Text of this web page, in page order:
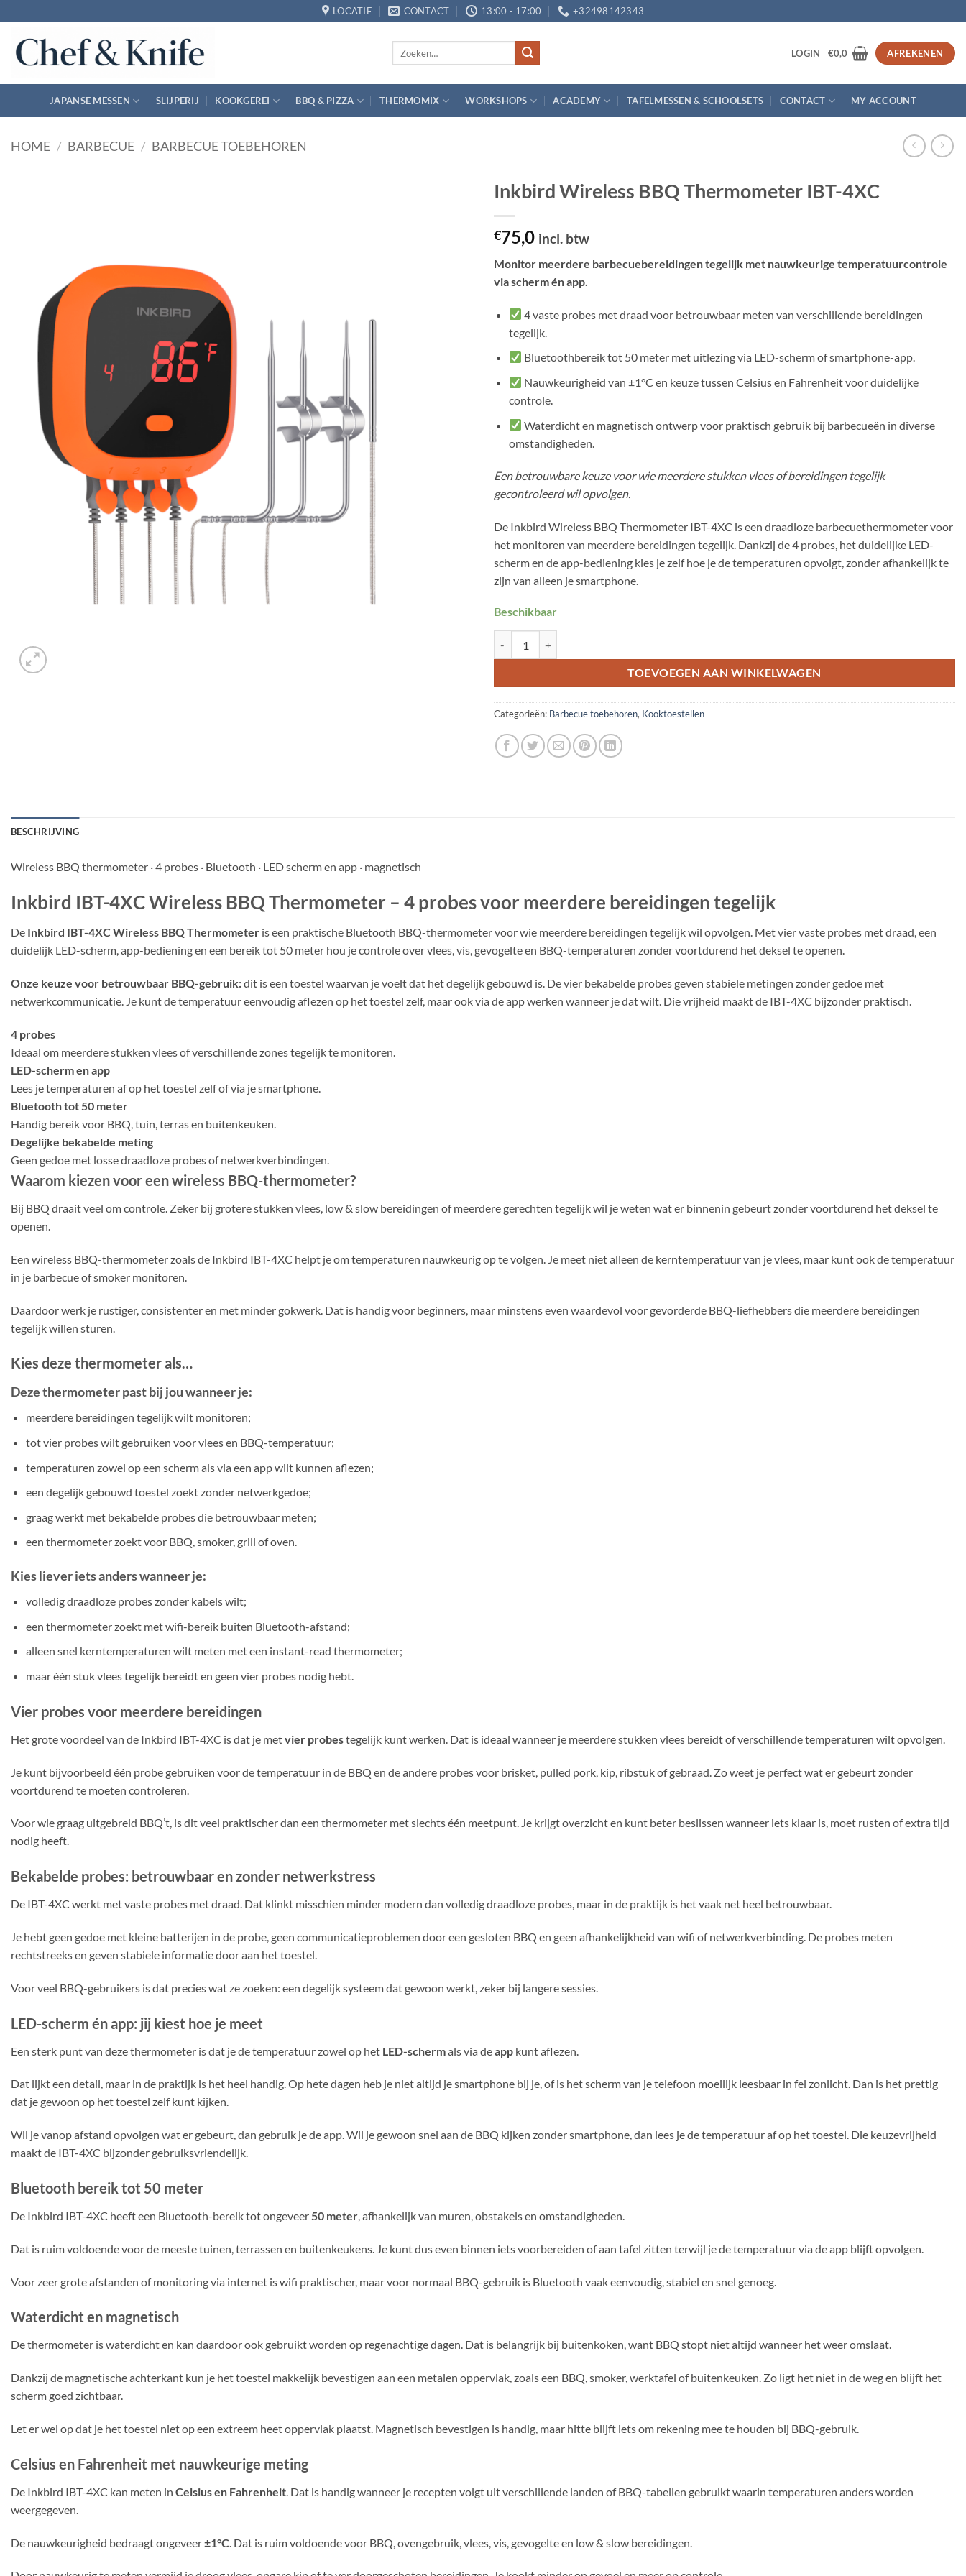
naar
inhoud
LOCATIE CONTACT 13:00 - 17:00 +32498142343
LOGIN €0,0 AFREKENEN
JAPANSE MESSEN SLIJPERIJ KOOKGEREI BBQ & PIZZA THERMOMIX WORKSHOPS ACADEMY TAFELMESSEN & SCHOOLSETS CONTACT MY ACCOUNT
HOME / BARBECUE / BARBECUE TOEBEHOREN
Inkbird Wireless BBQ Thermometer IBT-4XC
€75,0 incl. btw
Monitor meerdere barbecuebereidingen tegelijk met nauwkeurige temperatuurcontrole
via scherm én app.
4 vaste probes met draad voor betrouwbaar meten van verschillende bereidingen
tegelijk.
Bluetoothbereik tot 50 meter met uitlezing via LED-scherm of smartphone-app.
Nauwkeurigheid van ±1°C en keuze tussen Celsius en Fahrenheit voor duidelijke
controle.
Waterdicht en magnetisch ontwerp voor praktisch gebruik bij barbecueën in diverse
omstandigheden.
Een betrouwbare keuze voor wie meerdere stukken vlees of bereidingen tegelijk
gecontroleerd wil opvolgen.
De Inkbird Wireless BBQ Thermometer IBT-4XC is een draadloze barbecuethermometer voor
het monitoren van meerdere bereidingen tegelijk. Dankzij de 4 probes, het duidelijke LED-
scherm en de app-bediening kies je zelf hoe je de temperaturen opvolgt, zonder afhankelijk te
zijn van alleen je smartphone.
Beschikbaar
TOEVOEGEN AAN WINKELWAGEN
Categorieën: Barbecue toebehoren, Kooktoestellen
BESCHRIJVING
Wireless BBQ thermometer · 4 probes · Bluetooth · LED scherm en app · magnetisch
Inkbird IBT-4XC Wireless BBQ Thermometer – 4 probes voor meerdere bereidingen tegelijk
De Inkbird IBT-4XC Wireless BBQ Thermometer is een praktische Bluetooth BBQ-thermometer voor wie meerdere bereidingen tegelijk wil opvolgen. Met vier vaste probes met draad, een
duidelijk LED-scherm, app-bediening en een bereik tot 50 meter hou je controle over vlees, vis, gevogelte en BBQ-temperaturen zonder voortdurend het deksel te openen.
Onze keuze voor betrouwbaar BBQ-gebruik:dit is een toestel waarvan je voelt dat het degelijk gebouwd is. De vier bekabelde probes geven stabiele metingen zonder gedoe met
netwerkcommunicatie. Je kunt de temperatuur eenvoudig aflezen op het toestel zelf, maar ook via de app werken wanneer je dat wilt. Die vrijheid maakt de IBT-4XC bijzonder praktisch.
4 probes
Ideaal om meerdere stukken vlees of verschillende zones tegelijk te monitoren.
LED-scherm en app
Lees je temperaturen af op het toestel zelf of via je smartphone.
Bluetooth tot 50 meter
Handig bereik voor BBQ, tuin, terras en buitenkeuken.
Degelijke bekabelde meting
Geen gedoe met losse draadloze probes of netwerkverbindingen.
Waarom kiezen voor een wireless BBQ-thermometer?
Bij BBQ draait veel om controle. Zeker bij grotere stukken vlees, low & slow bereidingen of meerdere gerechten tegelijk wil je weten wat er binnenin gebeurt zonder voortdurend het deksel te
openen.
Een wireless BBQ-thermometer zoals de Inkbird IBT-4XC helpt je om temperaturen nauwkeurig op te volgen. Je meet niet alleen de kerntemperatuur van je vlees, maar kunt ook de temperatuur
in je barbecue of smoker monitoren.
Daardoor werk je rustiger, consistenter en met minder gokwerk. Dat is handig voor beginners, maar minstens even waardevol voor gevorderde BBQ-liefhebbers die meerdere bereidingen
tegelijk willen sturen.
Kies deze thermometer als…
Deze thermometer past bij jou wanneer je:
meerdere bereidingen tegelijk wilt monitoren;
tot vier probes wilt gebruiken voor vlees en BBQ-temperatuur;
temperaturen zowel op een scherm als via een app wilt kunnen aflezen;
een degelijk gebouwd toestel zoekt zonder netwerkgedoe;
graag werkt met bekabelde probes die betrouwbaar meten;
een thermometer zoekt voor BBQ, smoker, grill of oven.
Kies liever iets anders wanneer je:
volledig draadloze probes zonder kabels wilt;
een thermometer zoekt met wifi-bereik buiten Bluetooth-afstand;
alleen snel kerntemperaturen wilt meten met een instant-read thermometer;
maar één stuk vlees tegelijk bereidt en geen vier probes nodig hebt.
Vier probes voor meerdere bereidingen
Het grote voordeel van de Inkbird IBT-4XC is dat je metvier probestegelijk kunt werken. Dat is ideaal wanneer je meerdere stukken vlees bereidt of verschillende temperaturen wilt opvolgen.
Je kunt bijvoorbeeld één probe gebruiken voor de temperatuur in de BBQ en de andere probes voor brisket, pulled pork, kip, ribstuk of gebraad. Zo weet je perfect wat er gebeurt zonder
voortdurend te moeten controleren.
Voor wie graag uitgebreid BBQ’t, is dit veel praktischer dan een thermometer met slechts één meetpunt. Je krijgt overzicht en kunt beter beslissen wanneer iets klaar is, moet rusten of extra tijd
nodig heeft.
Bekabelde probes: betrouwbaar en zonder netwerkstress
De IBT-4XC werkt met vaste probes met draad. Dat klinkt misschien minder modern dan volledig draadloze probes, maar in de praktijk is het vaak net heel betrouwbaar.
Je hebt geen gedoe met kleine batterijen in de probe, geen communicatieproblemen door een gesloten BBQ en geen afhankelijkheid van wifi of netwerkverbinding. De probes meten
rechtstreeks en geven stabiele informatie door aan het toestel.
Voor veel BBQ-gebruikers is dat precies wat ze zoeken: een degelijk systeem dat gewoon werkt, zeker bij langere sessies.
LED-scherm én app: jij kiest hoe je meet
Een sterk punt van deze thermometer is dat je de temperatuur zowel op het LED-schermals via deapp kunt aflezen.
Dat lijkt een detail, maar in de praktijk is het heel handig. Op hete dagen heb je niet altijd je smartphone bij je, of is het scherm van je telefoon moeilijk leesbaar in fel zonlicht. Dan is het prettig
dat je gewoon op het toestel zelf kunt kijken.
Wil je vanop afstand opvolgen wat er gebeurt, dan gebruik je de app. Wil je gewoon snel aan de BBQ kijken zonder smartphone, dan lees je de temperatuur af op het toestel. Die keuzevrijheid
maakt de IBT-4XC bijzonder gebruiksvriendelijk.
Bluetooth bereik tot 50 meter
De Inkbird IBT-4XC heeft een Bluetooth-bereik tot ongeveer50 meter, afhankelijk van muren, obstakels en omstandigheden.
Dat is ruim voldoende voor de meeste tuinen, terrassen en buitenkeukens. Je kunt dus even binnen iets voorbereiden of aan tafel zitten terwijl je de temperatuur via de app blijft opvolgen.
Voor zeer grote afstanden of monitoring via internet is wifi praktischer, maar voor normaal BBQ-gebruik is Bluetooth vaak eenvoudig, stabiel en snel genoeg.
Waterdicht en magnetisch
De thermometer is waterdicht en kan daardoor ook gebruikt worden op regenachtige dagen. Dat is belangrijk bij buitenkoken, want BBQ stopt niet altijd wanneer het weer omslaat.
Dankzij de magnetische achterkant kun je het toestel makkelijk bevestigen aan een metalen oppervlak, zoals een BBQ, smoker, werktafel of buitenkeuken. Zo ligt het niet in de weg en blijft het
scherm goed zichtbaar.
Let er wel op dat je het toestel niet op een extreem heet oppervlak plaatst. Magnetisch bevestigen is handig, maar hitte blijft iets om rekening mee te houden bij BBQ-gebruik.
Celsius en Fahrenheit met nauwkeurige meting
De Inkbird IBT-4XC kan meten in Celsius en Fahrenheit . Dat is handig wanneer je recepten volgt uit verschillende landen of BBQ-tabellen gebruikt waarin temperaturen anders worden
weergegeven.
De nauwkeurigheid bedraagt ongeveer±1°C . Dat is ruim voldoende voor BBQ, ovengebruik, vlees, vis, gevogelte en low & slow bereidingen.